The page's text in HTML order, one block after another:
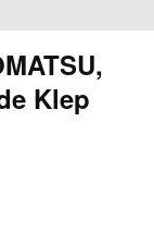
Klep